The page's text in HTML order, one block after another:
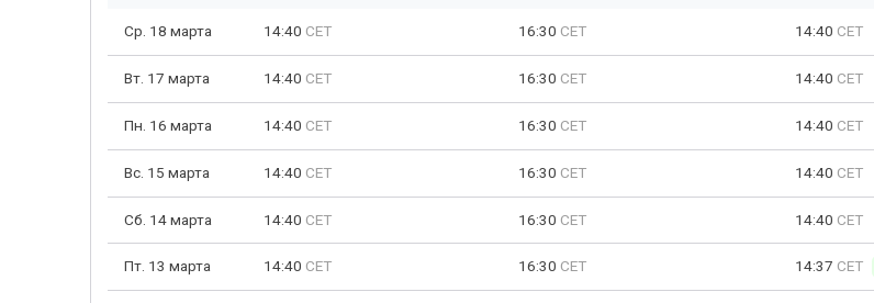
Ср. 18 марта 14:40 CET 16:30 CET 14:40 CET
Вт. 17 марта 14:40 CET 16:30 CET 14:40 CET
Пн. 16 марта 14:40 CET 16:30 CET 14:40 CET
Вс. 15 марта 14:40 CET 16:30 CET 14:40 CET
Сб. 14 марта 14:40 CET 16:30 CET 14:40 CET
Пт. 13 марта 14:40 CET 16:30 CET 14:37 CET